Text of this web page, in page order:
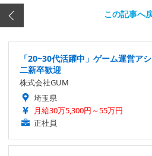
この記事へ
「20~30代活躍中」ゲーム運営ア
二新卒歓迎
株式会社GUM
埼玉県
月給30万5,300円～55万円
正社員